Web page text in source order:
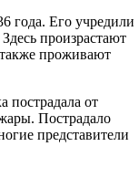
года. Его учредили
произрастают
проживают
пострадала от
Пострадало
представители